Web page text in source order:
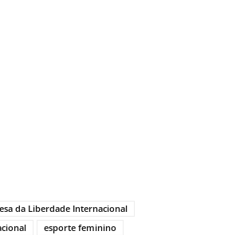
da Liberdade Internacional
esporte feminino